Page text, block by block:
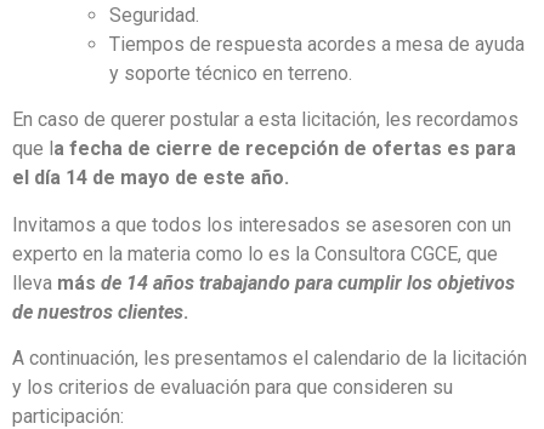
Seguridad.
Tiempos de respuesta acordes a mesa de ayuda
y soporte técnico en terreno.
En caso de querer postular a esta licitación, les recordamos
que la fecha de cierre de recepción de ofertas es para
el día 14 de mayo de este año.
Invitamos a que todos los interesados se asesoren con un
experto en la materia como lo es la Consultora CGCE, que
lleva más de 14 años trabajando para cumplir los objetivos
de nuestros clientes.
A continuación, les presentamos el calendario de la licitación
y los criterios de evaluación para que consideren su
participación: